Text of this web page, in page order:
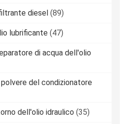
diesel (89)
lubrificante (47)
di acqua dell'olio
del condizionatore
dell'olio idraulico (35)